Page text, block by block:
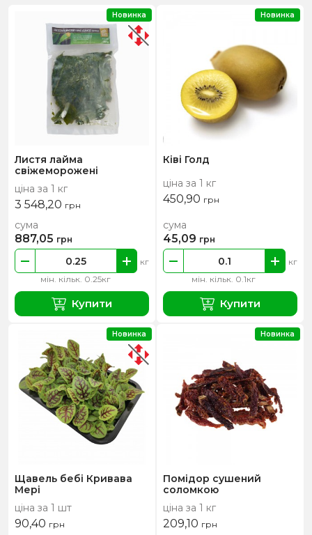
Листя лайма
свіжеморожені
ціна за 1 кг
3 548,20 грн
мін. кільк. 0.25кг
кг
сума
887,05 грн
Купити
Новинка
Ківі Голд
ціна за 1 кг
450,90 грн
мін. кільк. 0.1кг
кг
сума
45,09 грн
Купити
Новинка
Щавель бебі Кривава
Мері
ціна за 1 шт
90,40 грн
Новинка
Помідор сушений
соломкою
ціна за 1 кг
209,10 грн
Новинка